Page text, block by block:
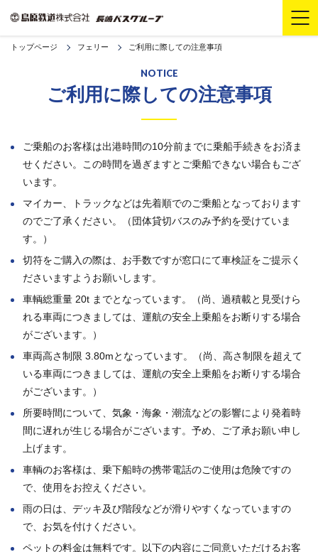
トップページ フェリー ご利用に際しての注意事項
NOTICE
ご利用に際しての注意事項
ご乗船のお客様は出港時間の10分前までに乗船手続きをお済ま
せください。この時間を過ぎますとご乗船できない場合もござ
います。
マイカー、トラックなどは先着順でのご乗船となっております
のでご了承ください。（団体貸切バスのみ予約を受けていま
す。）
切符をご購入の際は、お手数ですが窓口にて車検証をご提示く
ださいますようお願いします。
車輌総重量 20t までとなっています。（尚、過積載と見受けら
れる車両につきましては、運航の安全上乗船をお断りする場合
がございます。）
車両高さ制限 3.80mとなっています。（尚、高さ制限を超えて
いる車両につきましては、運航の安全上乗船をお断りする場合
がございます。）
所要時間について、気象・海象・潮流などの影響により発着時
間に遅れが生じる場合がございます。予め、ご了承お願い申し
上げます。
車輌のお客様は、乗下船時の携帯電話のご使用は危険ですの
で、使用をお控えください。
雨の日は、デッキ及び階段などが滑りやすくなっていますの
で、お気を付けください。
ペットの料金は無料です。以下の内容にご同意いただけるお客